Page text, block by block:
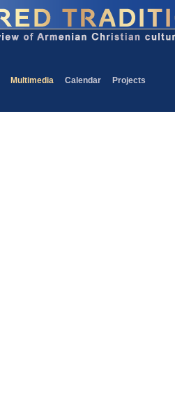
Multimedia Calendar Projects